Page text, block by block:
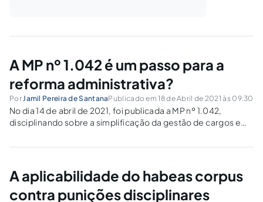
A MP nº 1.042 é um passo para a
reforma administrativa?
PorJamil Pereira de SantanaPublicado em 18 de Abril de 2021 às 09:30
No dia 14 de abril de 2021, foi publicada a MP nº 1.042,
disciplinando sobre a simplificação da gestão de cargos em
A aplicabilidade do habeas corpus
contra punições disciplinares